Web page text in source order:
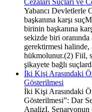
Yabancı Devletlerle
başkanına karşı
birinin başkanına
sekizde biri oranında
gerektirmesi halinde,
hükmolunur.(2) Fiil,
şikayete bağlı
İki Kişi Arasındaki
Gösterilmesi
İki Kişi Arasındaki
Gösterilmesi”: Dar
AnalizI. Senaryonun